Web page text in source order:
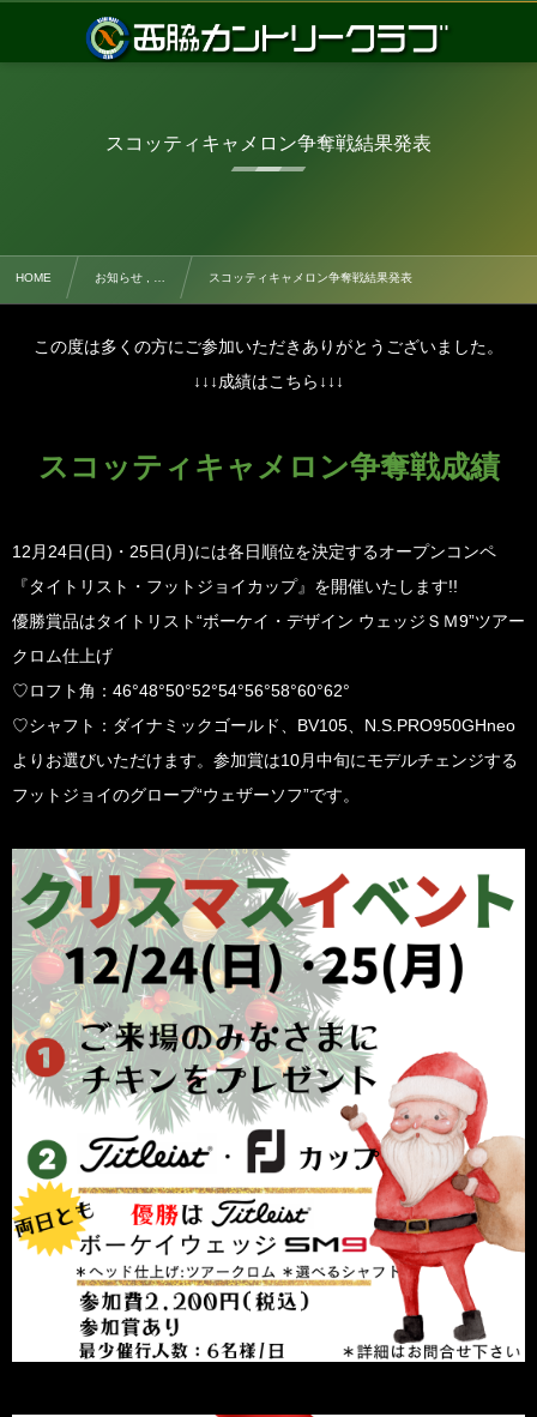
スコッティキャメロン争奪戦結果発表
HOME お知らせ , … スコッティキャメロン争奪戦結果発表
この度は多くの方にご参加いただきありがとうございました。
↓↓↓成績はこちら↓↓↓
スコッティキャメロン争奪戦成績
12月24日(日)・25日(月)には各日順位を決定するオープンコンペ
『タイトリスト・フットジョイカップ』を開催いたします!!
優勝賞品はタイトリスト“ボーケイ・デザイン ウェッジＳＭ9”ツアー
クロム仕上げ
♡ロフト角：46°48°50°52°54°56°58°60°62°
♡シャフト：ダイナミックゴールド、BV105、N.S.PRO950GHneo
よりお選びいただけます。参加賞は10月中旬にモデルチェンジする
フットジョイのグローブ“ウェザーソフ”です。